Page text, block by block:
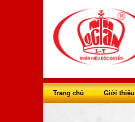
Trang chủ Giới thiệu